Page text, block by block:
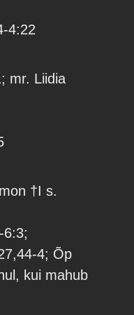
4:22
mr. Liidia
†I s.
6:3;
4; Õp
kui mahub